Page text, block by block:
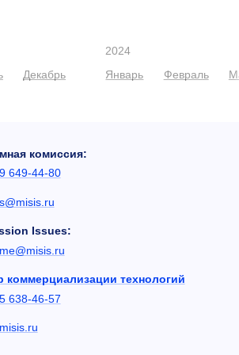
Декабрь
2024
Январь
Февраль
комиссия:
649-44-80
Issues:
коммерциализации технологий
638-46-57